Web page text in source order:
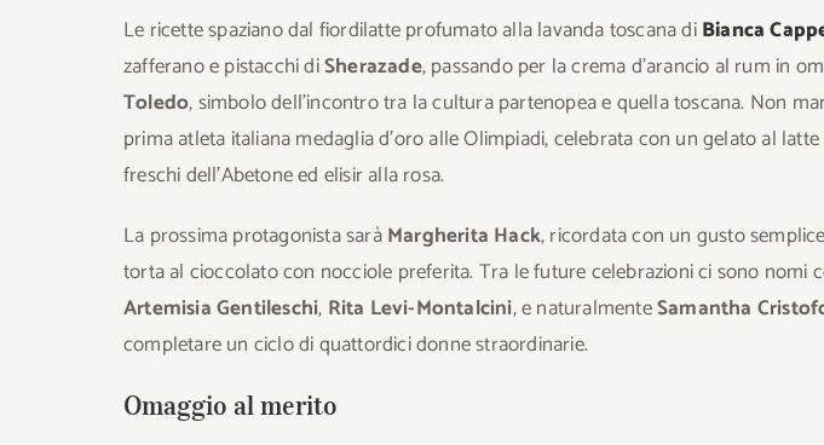
Le ricette spaziano dal fiordilatte profumato alla lavanda toscana diBianca
zafferano e pistacchi diSherazade, passando per la crema d’arancio al rum in
Toledo, simbolo dell’incontro tra la cultura partenopea e quella toscana. Non
prima atleta italiana medaglia d’oro alle Olimpiadi, celebrata con un gelato al
freschi dell’Abetone ed elisir alla rosa.
La prossima protagonista saràMargherita Hack, ricordata con un gusto
torta al cioccolato con nocciole preferita. Tra le future celebrazioni ci sono nomi
Artemisia Gentileschi, Rita Levi-Montalcini, e naturalmenteSamantha
completare un ciclo di quattordici donne straordinarie.
Omaggio al merito